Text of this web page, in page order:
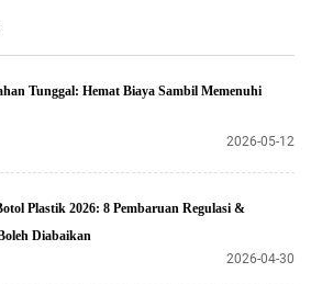
Tunggal: Hemat Biaya Sambil Memenuhi
2026-05-12
Plastik 2026: 8 Pembaruan Regulasi &
Diabaikan
2026-04-30